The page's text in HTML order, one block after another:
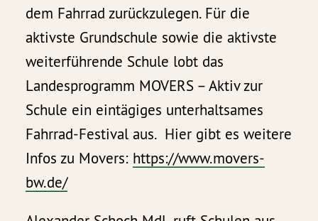
dem Fahrrad zurückzulegen. Für die
aktivste Grundschule sowie die aktivste
weiterführende Schule lobt das
Landesprogramm MOVERS – Aktiv zur
Schule ein eintägiges unterhaltsames
Fahrrad-Festival aus. Hier gibt es weitere
Infos zu Movers: https://www.movers-
bw.de/